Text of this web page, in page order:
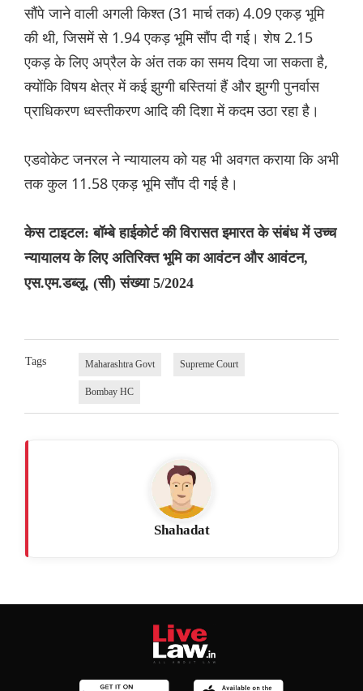
सौंपे जाने वाली अगली किश्त (31 मार्च तक) 4.09 एकड़ भूमि
की थी, जिसमें से 1.94 एकड़ भूमि सौंप दी गई। शेष 2.15
एकड़ के लिए अप्रैल के अंत तक का समय दिया जा सकता है,
क्योंकि विषय क्षेत्र में कई झुग्गी बस्तियां हैं और झुग्गी पुनर्वास
प्राधिकरण ध्वस्तीकरण आदि की दिशा में कदम उठा रहा है।
एडवोकेट जनरल ने न्यायालय को यह भी अवगत कराया कि अभी
तक कुल 11.58 एकड़ भूमि सौंप दी गई है।
केस टाइटल: बॉम्बे हाईकोर्ट की विरासत इमारत के संबंध में उच्च
न्यायालय के लिए अतिरिक्त भूमि का आवंटन और आवंटन,
एस.एम.डब्लू. (सी) संख्या 5/2024
Tags Maharashtra Govt Supreme Court
Bombay HC
Shahadat